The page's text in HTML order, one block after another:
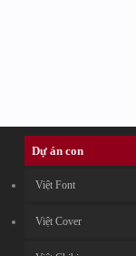
Dự án con
Việt Font
Việt Cover